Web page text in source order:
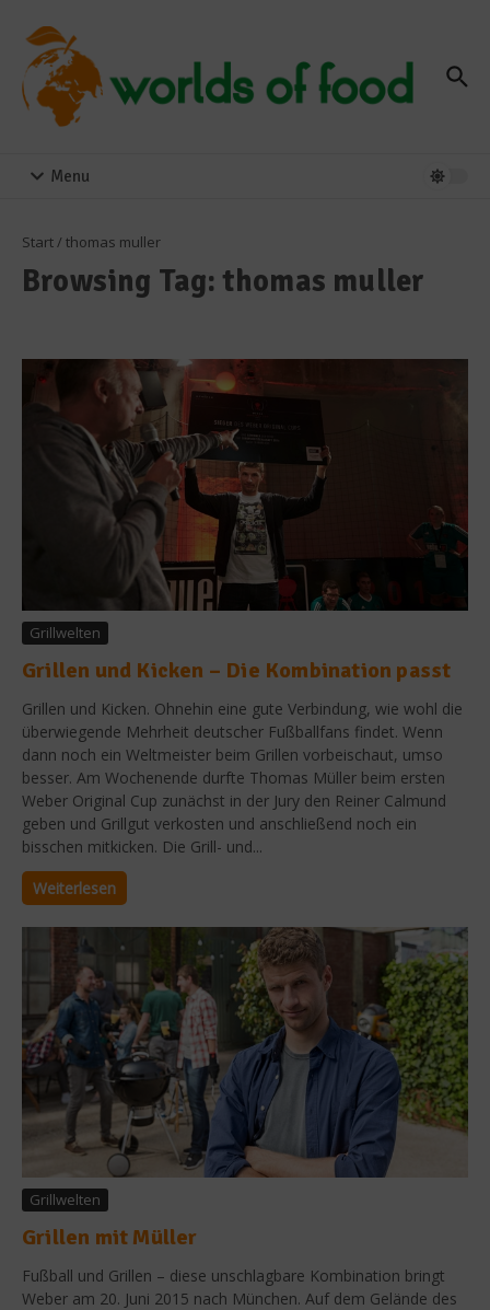
Menu
Start/ thomas muller
Browsing Tag: thomas muller
Grillwelten
Grillen und Kicken – Die Kombination passt
Grillen und Kicken. Ohnehin eine gute Verbindung, wie wohl die
überwiegende Mehrheit deutscher Fußballfans findet. Wenn
dann noch ein Weltmeister beim Grillen vorbeischaut, umso
besser. Am Wochenende durfte Thomas Müller beim ersten
Weber Original Cup zunächst in der Jury den Reiner Calmund
geben und Grillgut verkosten und anschließend noch ein
bisschen mitkicken. Die Grill- und...
Weiterlesen
Grillwelten
Grillen mit Müller
Fußball und Grillen – diese unschlagbare Kombination bringt
Weber am 20. Juni 2015 nach München. Auf dem Gelände des